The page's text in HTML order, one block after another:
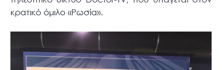
κρατικό όμιλο «Ρωσία».